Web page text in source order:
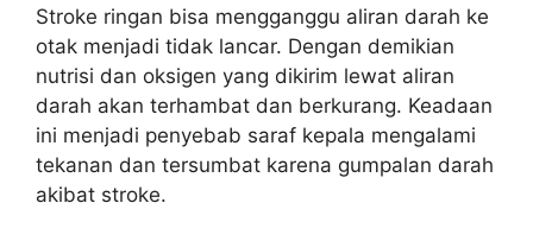
Stroke ringan bisa mengganggu aliran darah ke
otak menjadi tidak lancar. Dengan demikian
nutrisi dan oksigen yang dikirim lewat aliran
darah akan terhambat dan berkurang. Keadaan
ini menjadi penyebab saraf kepala mengalami
tekanan dan tersumbat karena gumpalan darah
akibat stroke.